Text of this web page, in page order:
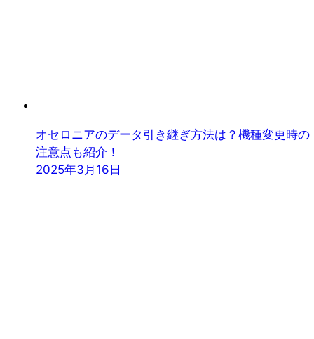
オセロニアのデータ引き継ぎ方法は？機種変更時の
注意点も紹介！
2025年3月16日